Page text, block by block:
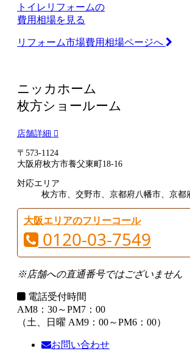
トイレリフォームの
費用相場を見る
リフォーム市場費用相場ページへ
ニッカホーム
枚方ショールーム
店舗詳細
〒573-1124
大阪府枚方市養父東町18-16
対応エリア
枚方市、交野市、京都府八幡市、京都
大阪エリアのフリーコール
0120-03-7549
※店舗への直通番号ではございません
電話受付時間
AM8：30～PM7：00
（土、日曜 AM9：00～PM6：00）
お問い合わせ